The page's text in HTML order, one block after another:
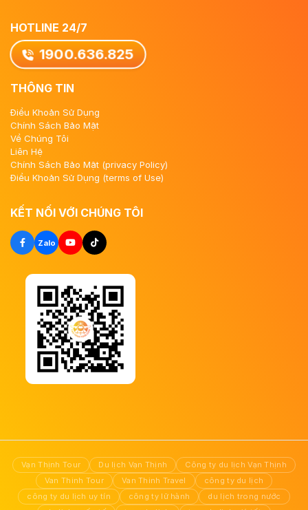
HOTLINE 24/7
1900.636.825
THÔNG TIN
Điều Khoản Sử Dụng
Chính Sách Bảo Mật
Về Chúng Tôi
Liên Hệ
Chính Sách Bảo Mật (privacy Policy)
Điều Khoản Sử Dụng (terms of Use)
KẾT NỐI VỚI CHÚNG TÔI
Zalo
Vạn Thịnh Tour Du lịch Vạn Thịnh
Công ty du lịch Vạn Thịnh
Van Thinh Tour
Van Thinh Travel
công ty du lịch
công ty du lịch uy tín
công ty lữ hành
du lịch trong nước